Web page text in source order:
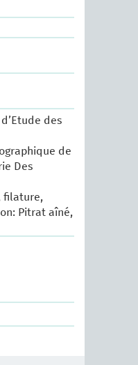
des
de
Des
filature,
Pitrat aîné,